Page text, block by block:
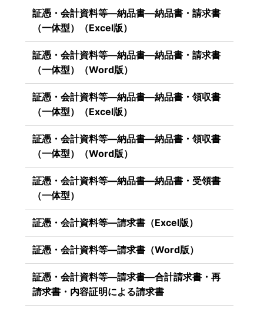
証憑・会計資料等―納品書―納品書・請求書
（一体型）（Excel版）
証憑・会計資料等―納品書―納品書・請求書
（一体型）（Word版）
証憑・会計資料等―納品書―納品書・領収書
（一体型）（Excel版）
証憑・会計資料等―納品書―納品書・領収書
（一体型）（Word版）
証憑・会計資料等―納品書―納品書・受領書
（一体型）
証憑・会計資料等―請求書（Excel版）
証憑・会計資料等―請求書（Word版）
証憑・会計資料等―請求書―合計請求書・再
請求書・内容証明による請求書